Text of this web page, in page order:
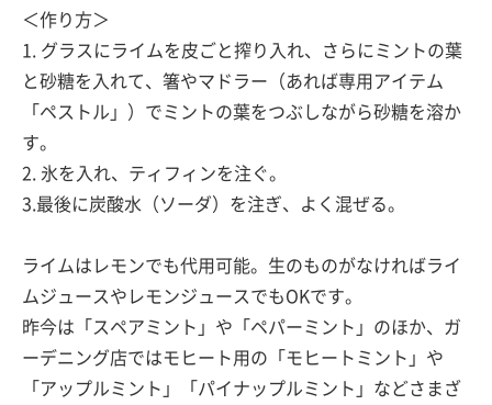
＜作り方＞
1. グラスにライムを皮ごと搾り入れ、さらにミントの葉
と砂糖を入れて、箸やマドラー（あれば専用アイテム
「ペストル」）でミントの葉をつぶしながら砂糖を溶か
す。
2. 氷を入れ、ティフィンを注ぐ。
3.最後に炭酸水（ソーダ）を注ぎ、よく混ぜる。
ライムはレモンでも代用可能。生のものがなければライ
ムジュースやレモンジュースでもOKです。
昨今は「スペアミント」や「ペパーミント」のほか、ガ
ーデニング店ではモヒート用の「モヒートミント」や
「アップルミント」「パイナップルミント」などさまざ